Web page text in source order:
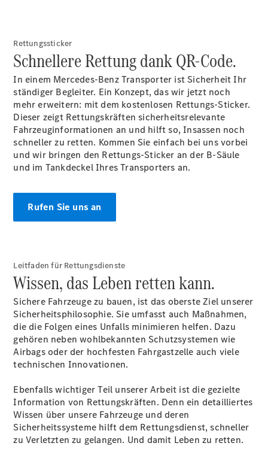
Leasing
Gewerbekunden
Finanzierung
Privatkunden
Finanzierung
Gewerbekunden
Mercedes-
Benz
Store
Gebrauchtwagensuche
Sprinter
Sprinter
Kastenwagen
eSprinter
Kastenwagen
- elektrisch
Sprinter
Tourer
Sprinter
eSprinter
Pritschenfahrzeug
- elektrisch
Sprinter
Fahrgestell
Rettungssticker
Schnellere Rettung dank QR-Code.
In einem Mercedes-Benz Transporter ist Sicherheit Ihr
ständiger Begleiter. Ein Konzept, das wir jetzt noch
mehr erweitern: mit dem kostenlosen Rettungs-Sticker.
Dieser zeigt Rettungskräften sicherheitsrelevante
Fahrzeuginformationen an und hilft so, Insassen noch
schneller zu retten. Kommen Sie einfach bei uns vorbei
und wir bringen den Rettungs-Sticker an der B-Säule
und im Tankdeckel Ihres Transporters an.
Rufen Sie uns an
Leitfaden für Rettungsdienste
Wissen, das Leben retten kann.
Sichere Fahrzeuge zu bauen, ist das oberste Ziel unserer
Sicherheitsphilosophie. Sie umfasst auch Maßnahmen,
die die Folgen eines Unfalls minimieren helfen. Dazu
gehören neben wohlbekannten Schutzsystemen wie
Airbags oder der hochfesten Fahrgastzelle auch viele
technischen Innovationen.
Ebenfalls wichtiger Teil unserer Arbeit ist die gezielte
Information von Rettungskräften. Denn ein detailliertes
Wissen über unsere Fahrzeuge und deren
Sicherheitssysteme hilft dem Rettungsdienst, schneller
zu Verletzten zu gelangen. Und damit Leben zu retten.